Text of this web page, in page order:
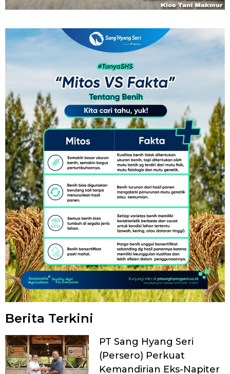
Berita Terkini
PT Sang Hyang Seri
(Persero) Perkuat
Kemandirian Eks-Napiter